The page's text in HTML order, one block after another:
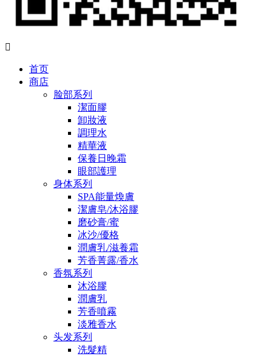

首页
商店
脸部系列
潔面膠
卸妝液
調理水
精華液
保養日晚霜
眼部護理
身体系列
SPA能量煥膚
潔膚皂/沐浴膠
磨砂膏/蜜
冰沙/優格
潤膚乳/滋養霜
芳香菁露/香水
香氛系列
沐浴膠
潤膚乳
芳香噴霧
淡雅香水
头发系列
洗髮精